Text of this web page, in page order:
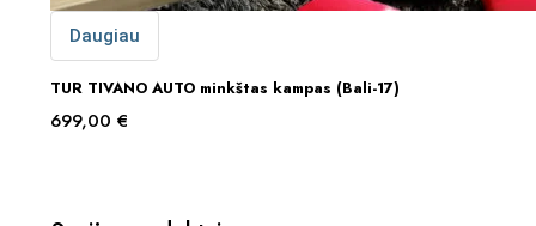
Daugiau
TUR TIVANO AUTO minkštas kampas (Bali-17)
699,00 €